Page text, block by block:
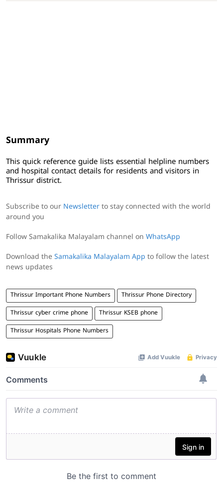
Summary
This quick reference guide lists essential helpline numbers
and hospital contact details for residents and visitors in
Thrissur district.
Subscribe to our Newsletter to stay connected with the world
around you
Follow Samakalika Malayalam channel on WhatsApp
Download the Samakalika Malayalam App to follow the latest
news updates
Thrissur Important Phone Numbers Thrissur Phone Directory
Thrissur cyber crime phone Thrissur KSEB phone
Thrissur Hospitals Phone Numbers